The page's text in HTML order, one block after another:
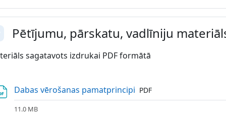
Pētījumu, pārskatu, vadlīniju
sagatavots izdrukai PDF formātā
Dabas vērošanas pamatprincipi Fails
PDF
11.0 MB